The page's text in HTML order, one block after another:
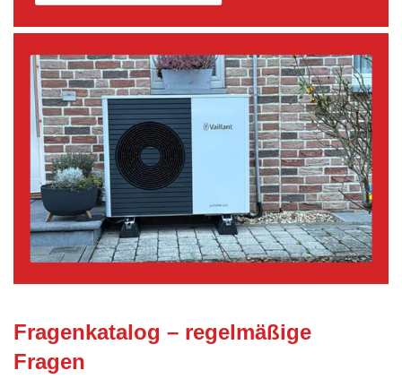
Fragenkatalog – regelmäßige
Fragen